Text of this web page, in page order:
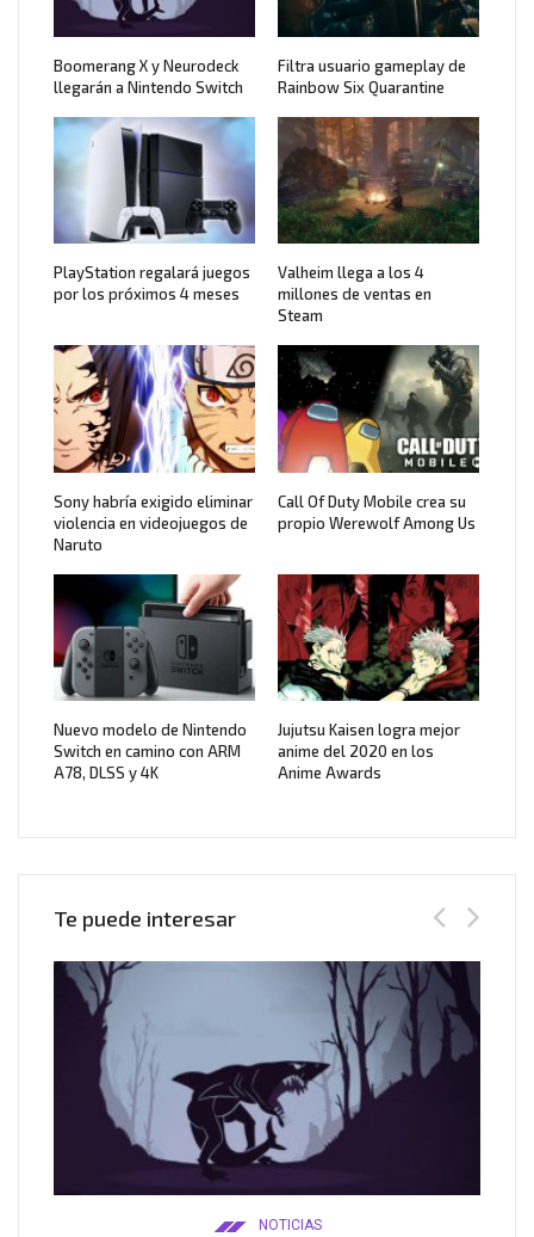
Boomerang X y Neurodeck
llegarán a Nintendo Switch
Filtra usuario gameplay de
Rainbow Six Quarantine
PlayStation regalará juegos
por los próximos 4 meses
Valheim llega a los 4
millones de ventas en
Steam
Sony habría exigido eliminar
violencia en videojuegos de
Naruto
Call Of Duty Mobile crea su
propio Werewolf Among Us
Nuevo modelo de Nintendo
Switch en camino con ARM
A78, DLSS y 4K
Jujutsu Kaisen logra mejor
anime del 2020 en los
Anime Awards
Te puede interesar